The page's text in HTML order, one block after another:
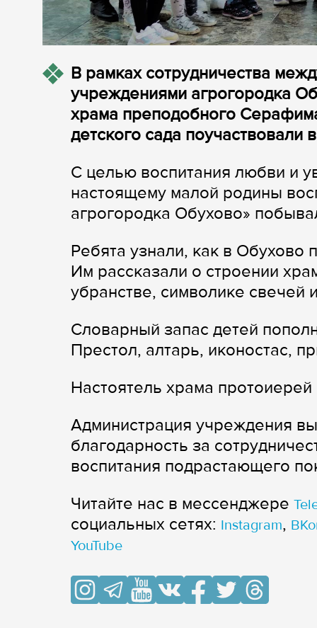
В рамках сотрудничества
учреждениями агрогородка
храма преподобного
детского сада поучаствовали
С целью воспитания любви и
настоящему малой родины
агрогородка Обухово»
Ребята узнали, как в Обухово
Им рассказали о строении
убранстве, символике свечей
Словарный запас детей
Престол, алтарь, иконостас,
Настоятель храма
Администрация учреждения
благодарность за
воспитания подрастающего
Читайте нас в мессенджере
cоциальных сетях: Instagram,
YouTube